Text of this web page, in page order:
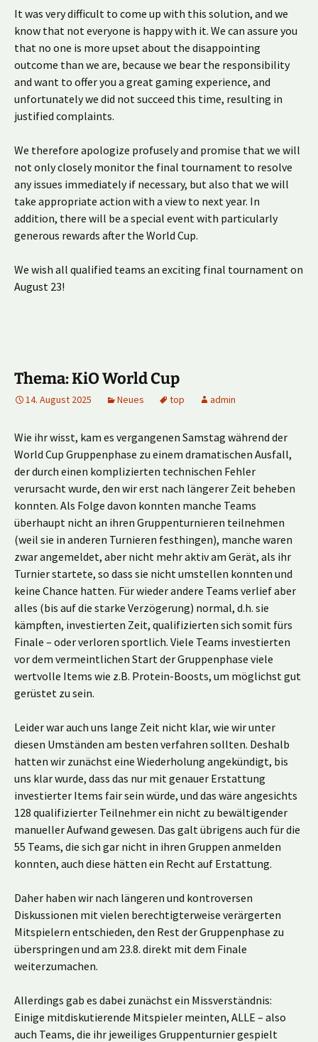
It was very difficult to come up with this solution, and we
know that not everyone is happy with it. We can assure you
that no one is more upset about the disappointing
outcome than we are, because we bear the responsibility
and want to offer you a great gaming experience, and
unfortunately we did not succeed this time, resulting in
justified complaints.
We therefore apologize profusely and promise that we will
not only closely monitor the final tournament to resolve
any issues immediately if necessary, but also that we will
take appropriate action with a view to next year. In
addition, there will be a special event with particularly
generous rewards after the World Cup.
We wish all qualified teams an exciting final tournament on
August 23!
Thema: KiO World Cup
14. August 2025 Neues top admin
Wie ihr wisst, kam es vergangenen Samstag während der
World Cup Gruppenphase zu einem dramatischen Ausfall,
der durch einen komplizierten technischen Fehler
verursacht wurde, den wir erst nach längerer Zeit beheben
konnten. Als Folge davon konnten manche Teams
überhaupt nicht an ihren Gruppenturnieren teilnehmen
(weil sie in anderen Turnieren festhingen), manche waren
zwar angemeldet, aber nicht mehr aktiv am Gerät, als ihr
Turnier startete, so dass sie nicht umstellen konnten und
keine Chance hatten. Für wieder andere Teams verlief aber
alles (bis auf die starke Verzögerung) normal, d.h. sie
kämpften, investierten Zeit, qualifizierten sich somit fürs
Finale – oder verloren sportlich. Viele Teams investierten
vor dem vermeintlichen Start der Gruppenphase viele
wertvolle Items wie z.B. Protein-Boosts, um möglichst gut
gerüstet zu sein.
Leider war auch uns lange Zeit nicht klar, wie wir unter
diesen Umständen am besten verfahren sollten. Deshalb
hatten wir zunächst eine Wiederholung angekündigt, bis
uns klar wurde, dass das nur mit genauer Erstattung
investierter Items fair sein würde, und das wäre angesichts
128 qualifizierter Teilnehmer ein nicht zu bewältigender
manueller Aufwand gewesen. Das galt übrigens auch für die
55 Teams, die sich gar nicht in ihren Gruppen anmelden
konnten, auch diese hätten ein Recht auf Erstattung.
Daher haben wir nach längeren und kontroversen
Diskussionen mit vielen berechtigterweise verärgerten
Mitspielern entschieden, den Rest der Gruppenphase zu
überspringen und am 23.8. direkt mit dem Finale
weiterzumachen.
Allerdings gab es dabei zunächst ein Missverständnis:
Einige mitdiskutierende Mitspieler meinten, ALLE – also
auch Teams, die ihr jeweiliges Gruppenturnier gespielt